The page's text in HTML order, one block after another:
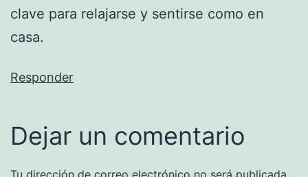
clave para relajarse y sentirse como en
casa.
Responder
Dejar un comentario